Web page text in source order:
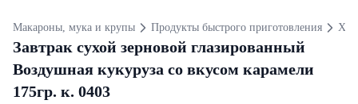
Макароны, мука и крупы Продукты быстрого приготовления
Завтрак сухой зерновой глазированный
Воздушная кукуруза со вкусом карамели
175гр. к. 0403